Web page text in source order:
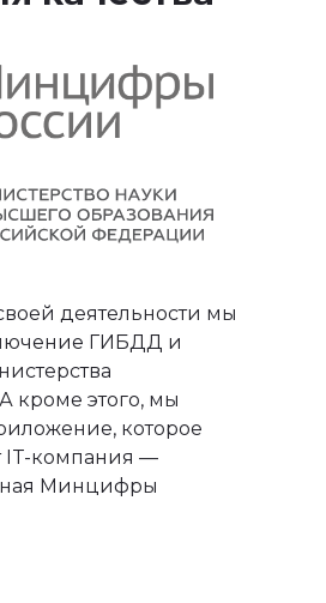
деятельности мы
ГИБДД и
кроме этого, мы
которое
IT-компания —
Минцифры
с 1 раза и
EASY DRIVE
2GIS